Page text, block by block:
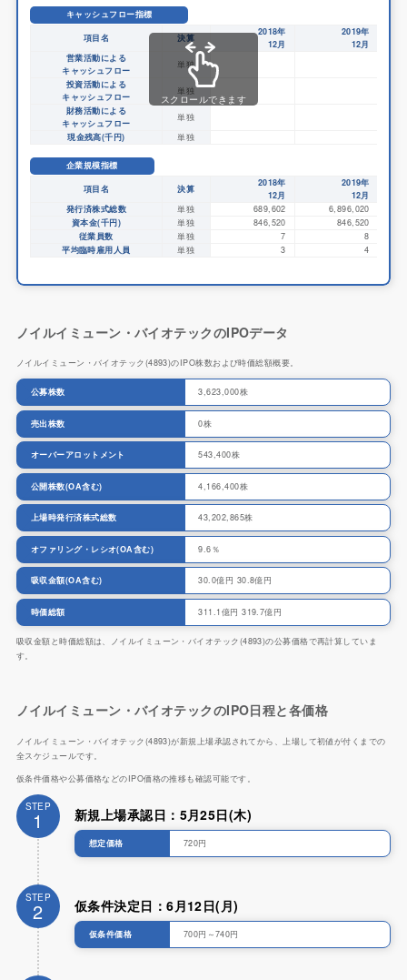
キャッシュフロー指標
項目名
決算
2018年
12月
2019年
12月
営業活動による
キャッシュフロー
単独
投資活動による
キャッシュフロー
単独
財務活動による
キャッシュフロー
単独
現金残高(千円)
単独
企業規模指標
項目名
決算
2018年
12月
2019年
12月
発行済株式総数
単独 689,602
6,896,020
資本金(千円)
単独 846,520
846,520
従業員数
単独 7
8
平均臨時雇用人員
単独 3 4
スクロールできます
ノイルイミューン・バイオテックのIPOデータ
ノイルイミューン・バイオテック(4893)のIPO株数および時価総額概要。
公募株数 3,623,000株
売出株数 0株
オーバーアロットメント 543,400株
公開株数(OA含む) 4,166,400株
上場時発行済株式総数 43,202,865株
オファリング・レシオ(OA含む) 9.6％
吸収金額(OA含む) 30.0億円 30.8億円
時価総額 311.1億円319.7億円
吸収金額と時価総額は、ノイルイミューン・バイオテック(4893)の公募価格で再計算していま
す。
ノイルイミューン・バイオテックのIPO日程と各価格
ノイルイミューン・バイオテック(4893)が新規上場承認されてから、上場して初値が付くまでの
全スケジュールです。
仮条件価格や公募価格などのIPO価格の推移も確認可能です。
STEP
1 新規上場承認日：5月25日(木)
想定価格 720円
STEP
2 仮条件決定日：6月12日(月)
仮条件価格 700円～740円